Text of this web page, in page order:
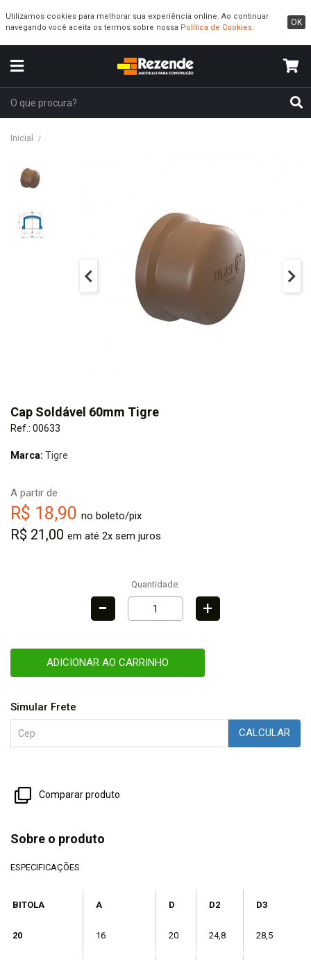
OK
Utilizamos cookies para melhorar sua experiência online. Ao continuar
navegando você aceita os termos sobre nossa Política de Cookies.
Inicial
Cap Soldável 60mm Tigre
Ref.: 00633
Marca: Tigre
A partir de
R$ 18,90 no boleto/pix
R$ 21,00 em até 2x sem juros
Quantidade:
- +
ADICIONAR AO CARRINHO
Simular Frete
CALCULAR
Comparar produto
Sobre o produto
ESPECIFICAÇÕES
BITOLA A D D2 D3
20 16 20 24,8 28,5